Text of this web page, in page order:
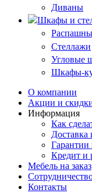
Диваны
Шкафы и
Стеллажи
Угловые
Шкафы-
О компании
Акции и
Информация
Как
Доставка
Гарантии
Кредит и
Мебель на заказ
Контакты